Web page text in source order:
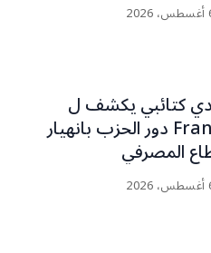
كتائبي يكشف ل
Franko دور الحزب بانهيار
المصرفي